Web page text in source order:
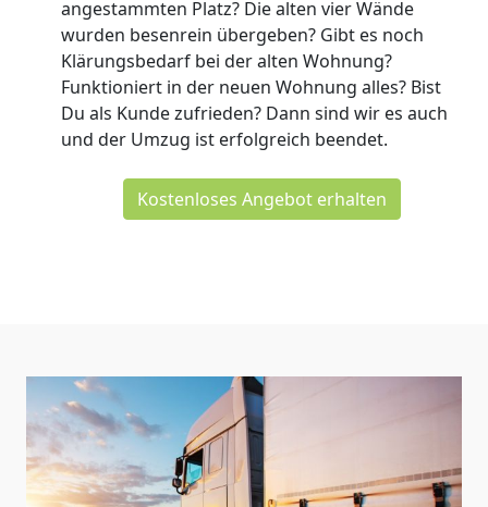
angestammten Platz? Die alten vier Wände
wurden besenrein übergeben? Gibt es noch
Klärungsbedarf bei der alten Wohnung?
Funktioniert in der neuen Wohnung alles? Bist
Du als Kunde zufrieden? Dann sind wir es auch
und der Umzug ist erfolgreich beendet.
Kostenloses Angebot erhalten